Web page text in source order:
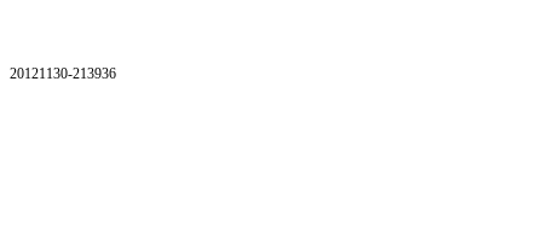
20121130-213936